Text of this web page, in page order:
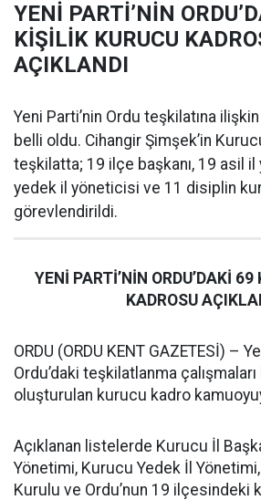
YENİ PARTİ’NİN
KİŞİLİK KURUCU
AÇIKLANDI
Yeni Parti’nin Ordu teşkilatına
belli oldu. Cihangir Şimşek’in
teşkilatta; 19 ilçe başkanı, 19 asil
yedek il yöneticisi ve 11 disiplin
görevlendirildi.
YENİ PARTİ’NİN ORDU’DAKİ
KADROSU
ORDU (ORDU KENT GAZETESİ) –
Ordu’daki teşkilatlanma
oluşturulan kurucu kadro
Açıklanan listelerde Kurucu İl
Yönetimi, Kurucu Yedek İl
Kurulu ve Ordu’nun 19 ilçesindeki